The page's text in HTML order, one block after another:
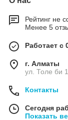
Рейтинг не
Менее 5
Работает с
г. Алматы
ул. Толе би
Контакты
Сегодня
Показать